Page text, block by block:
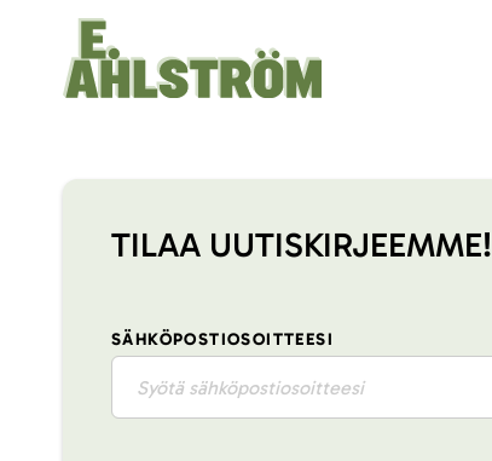
TILAA UUTISKIRJEEMME!
SÄHKÖPOSTIOSOITTEESI